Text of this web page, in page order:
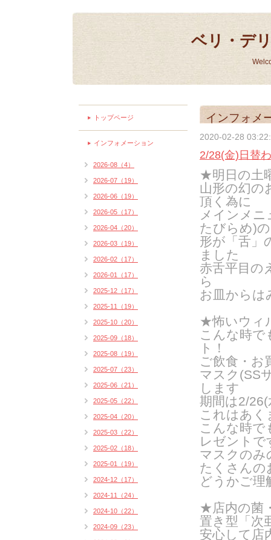
ベリ・デ
インフォメ
2020-02-28
2/28(金)日替
★明日の土
山形の幻の
頂く為に
メインメニ
たびらめ)
形が「舌」
ました
赤舌平目の
ら
お皿からは
★怖いウィ
こんな時で
ト！
ご飲食・お
マスク(SS
します
期間は2/
これはあく
こんな時で
レゼントで
マスクのみ
たくさんの
どうかご理
★店内の菌
置き型「次
安心して店
トップページ
インフォメーション
2026-08（4）
2026-07（19）
2026-06（19）
2026-05（17）
2026-04（20）
2026-03（19）
2026-02（17）
2026-01（17）
2025-12（17）
2025-11（19）
2025-10（20）
2025-09（18）
2025-08（19）
2025-07（23）
2025-06（21）
2025-05（22）
2025-04（20）
2025-03（22）
2025-02（18）
2025-01（19）
2024-12（17）
2024-11（24）
2024-10（22）
2024-09（23）